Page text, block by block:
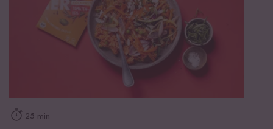
25 min